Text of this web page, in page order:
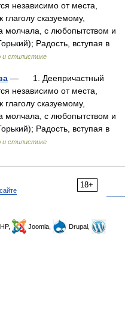
независимо от места,
сказуемому,
с любопытством и
Радость, вступая в
и стилистике
— 1. Деепричастный
независимо от места,
сказуемому,
с любопытством и
Радость, вступая в
и стилистике
18+
Joomla,
Drupal,